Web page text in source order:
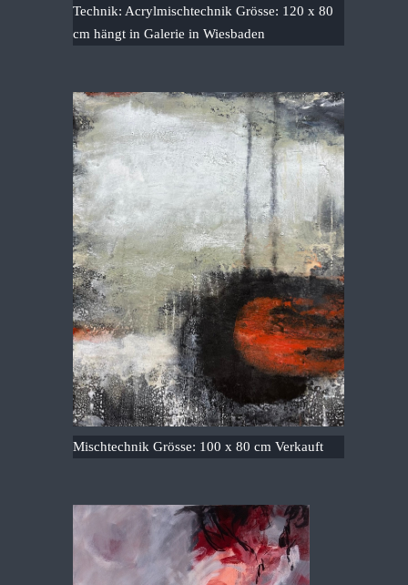
Technik: Acrylmischtechnik Grösse: 120 x 80
cm hängt in Galerie in Wiesbaden
Mischtechnik Grösse: 100 x 80 cm Verkauft